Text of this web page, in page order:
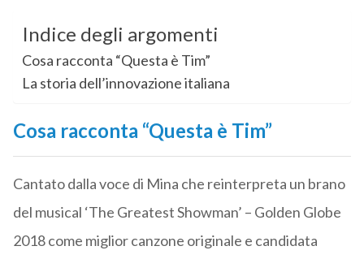
Indice degli argomenti
Cosa racconta “Questa è Tim”
La storia dell’innovazione italiana
Cosa racconta “Questa è Tim”
Cantato dalla voce di Mina che reinterpreta un brano
del musical ‘The Greatest Showman’ – Golden Globe
2018 come miglior canzone originale e candidata